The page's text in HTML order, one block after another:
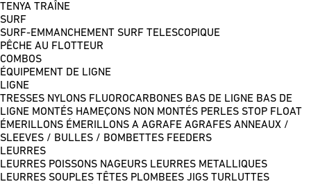
TENYA TRAÎNE
SURF
SURF-EMMANCHEMENT SURF TELESCOPIQUE
PÊCHE AU FLOTTEUR
COMBOS
ÉQUIPEMENT DE LIGNE
LIGNE
TRESSES NYLONS FLUOROCARBONES BAS DE LIGNE BAS DE
LIGNE MONTÉS HAMEÇONS NON MONTÉS PERLES STOP FLOAT
ÉMERILLONS ÉMERILLONS A AGRAFE AGRAFES ANNEAUX /
SLEEVES / BULLES / BOMBETTES FEEDERS
LEURRES
LEURRES POISSONS NAGEURS LEURRES METALLIQUES
LEURRES SOUPLES TÊTES PLOMBEES JIGS TURLUTTES